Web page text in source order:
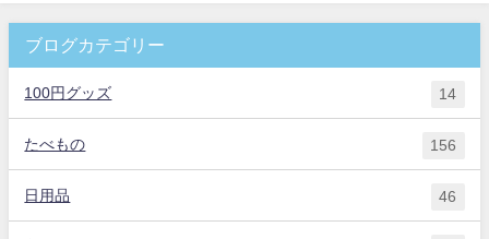
ブログカテゴリー
100円グッズ 14
たべもの 156
日用品 46